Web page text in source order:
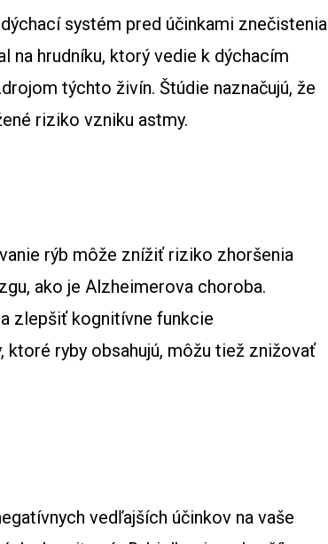
systém pred účinkami znečistenia
hrudníku, ktorý vedie k dýchacím
týchto živín. Štúdie naznačujú, že
riziko vzniku astmy.
rýb môže znížiť riziko zhoršenia
ako je Alzheimerova choroba.
zlepšiť kognitívne funkcie
ktoré ryby obsahujú, môžu tiež znižovať
vedľajších účinkov na vaše